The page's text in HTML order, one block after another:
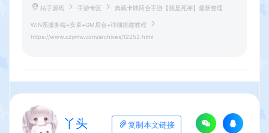
桔子源码 手游专区 典藏卡牌回合手游【我是死神】最新整理
WIN系服务端+安卓+GM后台+详细搭建教程
https://www.czymw.com/archives/12252.html
丫头 复制本文链接